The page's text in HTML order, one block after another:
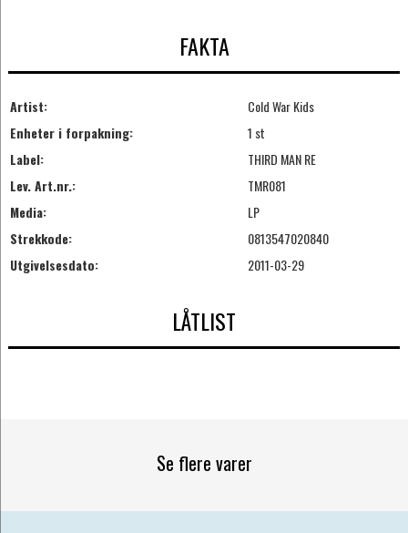
FAKTA
Artist:
Cold War Kids
Enheter i forpakning:
1 st
Label:
THIRD MAN RE
Lev. Art.nr.:
TMR081
Media:
LP
Strekkode:
0813547020840
Utgivelsesdato:
2011-03-29
LÅTLIST
Se flere varer